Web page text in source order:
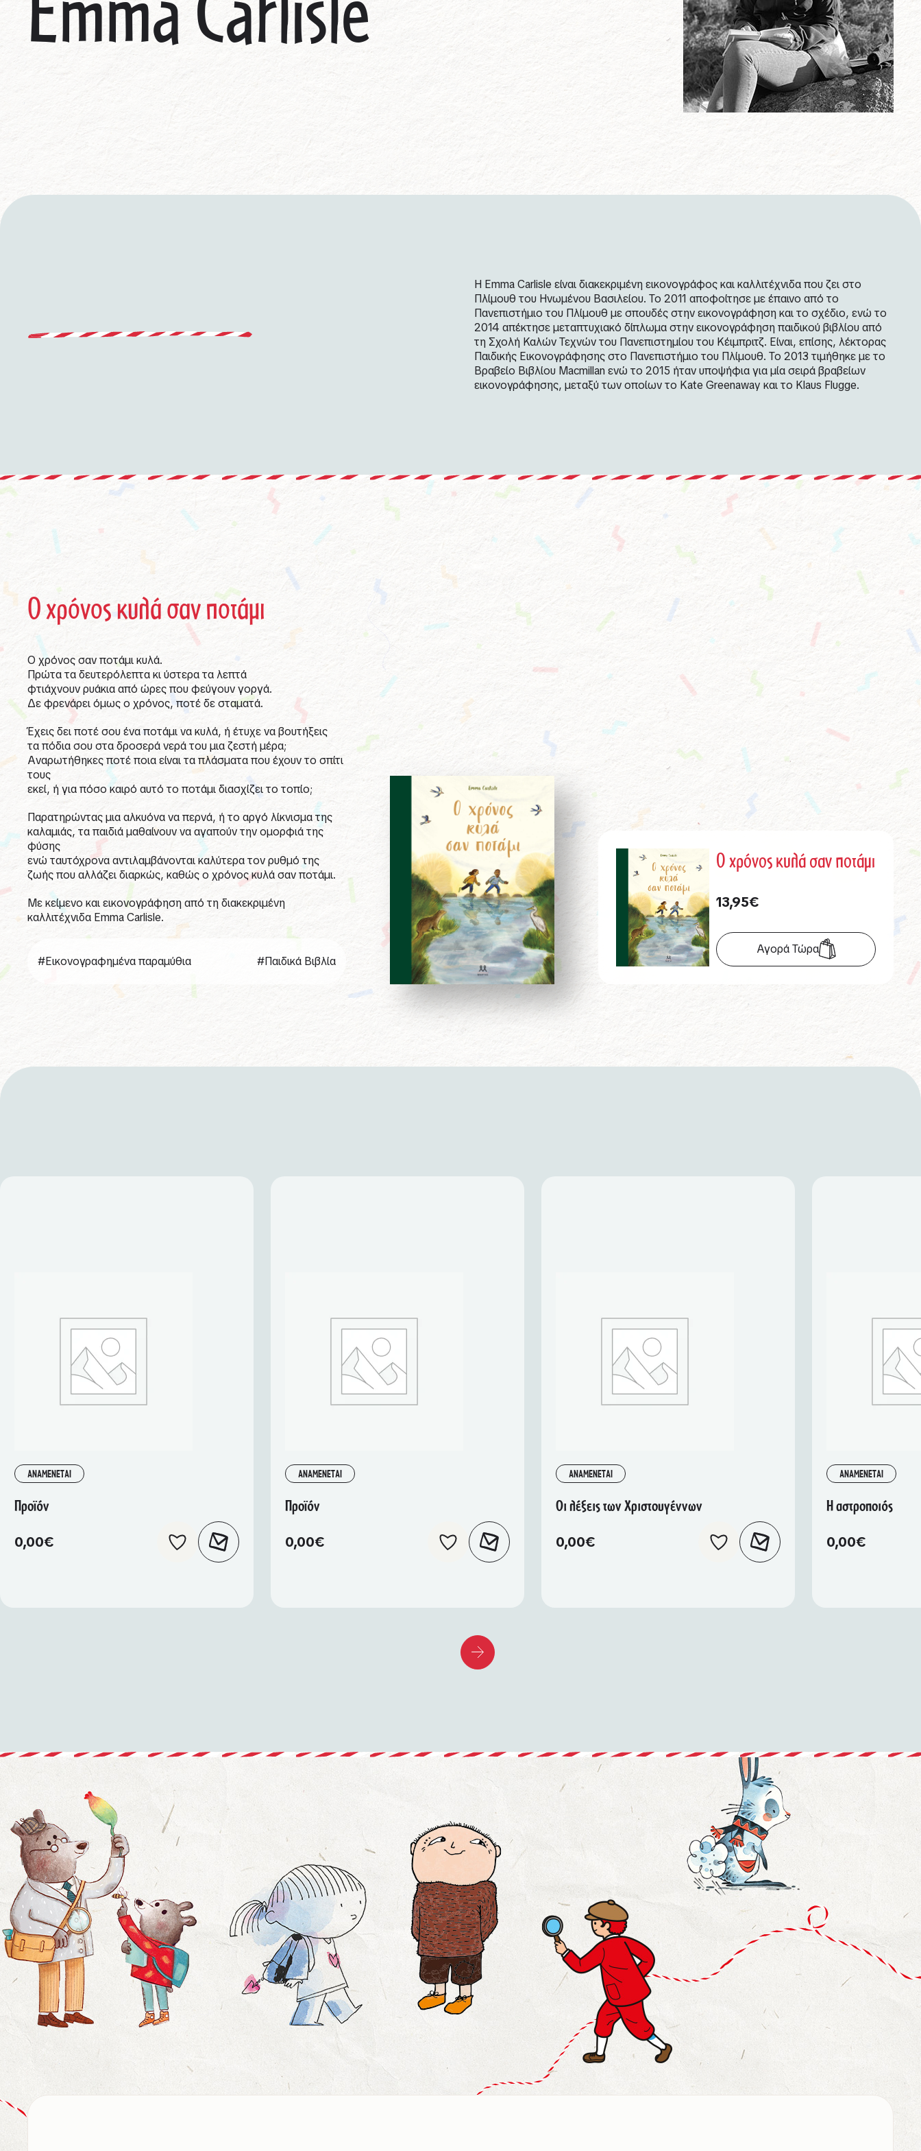
Η Emma Carlisle είναι διακεκριμένη εικονογράφος και καλλιτέχνιδα που ζει στο
Πλίμουθ του Ηνωμένου Βασιλείου. Το 2011 αποφοίτησε με έπαινο από το
Πανεπιστήμιο του Πλίμουθ με σπουδές στην εικονογράφηση και το σχέδιο, ενώ το
2014 απέκτησε μεταπτυχιακό δίπλωμα στην εικονογράφηση παιδικού βιβλίου από
τη Σχολή Καλών Τεχνών του Πανεπιστημίου του Κέιμπριτζ. Είναι, επίσης, λέκτορας
Παιδικής Εικονογράφησης στο Πανεπιστήμιο του Πλίμουθ. Το 2013 τιμήθηκε με το
Βραβείο Βιβλίου Macmillan ενώ το 2015 ήταν υποψήφια για μία σειρά βραβείων
εικονογράφησης, μεταξύ των οποίων το Kate Greenaway και το Klaus Flugge.
Ο χρόνος κυλά σαν ποτάμι
Ο χρόνος σαν ποτάμι κυλά.
Πρώτα τα δευτερόλεπτα κι ύστερα τα λεπτά
φτιάχνουν ρυάκια από ώρες που φεύγουν γοργά.
Δε φρενάρει όμως ο χρόνος, ποτέ δε σταματά.
Έχεις δει ποτέ σου ένα ποτάμι να κυλά, ή έτυχε να βουτήξεις
τα πόδια σου στα δροσερά νερά του μια ζεστή μέρα;
Αναρωτήθηκες ποτέ ποια είναι τα πλάσματα που έχουν το σπίτι
τους
εκεί, ή για πόσο καιρό αυτό το ποτάμι διασχίζει το τοπίο;
Παρατηρώντας μια αλκυόνα να περνά, ή το αργό λίκνισμα της
καλαμιάς, τα παιδιά μαθαίνουν να αγαπούν την ομορφιά της
φύσης
ενώ ταυτόχρονα αντιλαμβάνονται καλύτερα τον ρυθμό της
ζωής που αλλάζει διαρκώς, καθώς ο χρόνος κυλά σαν ποτάμι.
Με κείμενο και εικονογράφηση από τη διακεκριμένη
καλλιτέχνιδα Emma Carlisle.
#Εικονογραφημένα παραμύθια #Παιδικά Βιβλία
Ο χρόνος κυλά σαν ποτάμι
13,95€
Αγορά Τώρα
ΑΝΑΜΕΝΕΤΑΙ
Προϊόν
0,00€
ΑΝΑΜΕΝΕΤΑΙ
Προϊόν
0,00€
ΑΝΑΜΕΝΕΤΑΙ
Οι λέξεις των Χριστουγέννων
0,00€
ΑΝΑΜΕΝΕΤΑΙ
Η αστροποιός
0,00€